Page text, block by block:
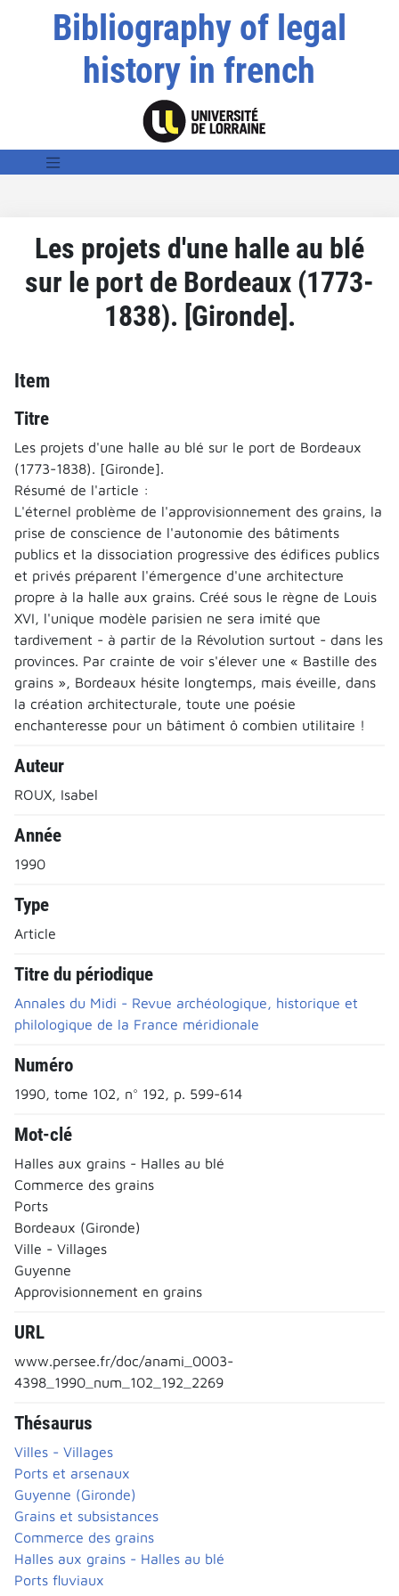
Bibliography of legal
history in french
Les projets d'une halle au blé
sur le port de Bordeaux (1773-
1838). [Gironde].
Item
Titre
Les projets d'une halle au blé sur le port de Bordeaux
(1773-1838). [Gironde].
Résumé de l'article :
L'éternel problème de l'approvisionnement des grains, la
prise de conscience de l'autonomie des bâtiments
publics et la dissociation progressive des édifices publics
et privés préparent l'émergence d'une architecture
propre à la halle aux grains. Créé sous le règne de Louis
XVI, l'unique modèle parisien ne sera imité que
tardivement - à partir de la Révolution surtout - dans les
provinces. Par crainte de voir s'élever une « Bastille des
grains », Bordeaux hésite longtemps, mais éveille, dans
la création architecturale, toute une poésie
enchanteresse pour un bâtiment ô combien utilitaire !
Auteur
ROUX, Isabel
Année
1990
Type
Article
Titre du périodique
Annales du Midi - Revue archéologique, historique et
philologique de la France méridionale
Numéro
1990, tome 102, n° 192, p. 599-614
Mot-clé
Halles aux grains - Halles au blé
Commerce des grains
Ports
Bordeaux (Gironde)
Ville - Villages
Guyenne
Approvisionnement en grains
URL
www.persee.fr/doc/anami_0003-
4398_1990_num_102_192_2269
Thésaurus
Villes - Villages
Ports et arsenaux
Guyenne (Gironde)
Grains et subsistances
Commerce des grains
Halles aux grains - Halles au blé
Ports fluviaux